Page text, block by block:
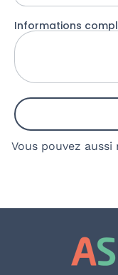
Informations
Vous pouvez